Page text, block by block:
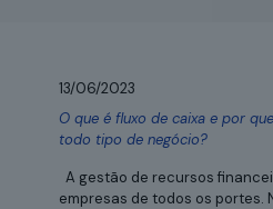
13/06/2023
O que é fluxo de caixa e por
todo tipo de negócio?
A gestão de recursos
empresas de todos os portes.